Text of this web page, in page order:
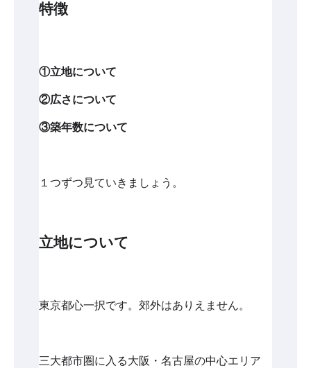
特徴
①立地について
②広さについて
③築年数について
１つずつ見ていきましょう。
立地について
東京都心一択です。郊外はありえません。
三大都市圏に入る大阪・名古屋の中心エリア